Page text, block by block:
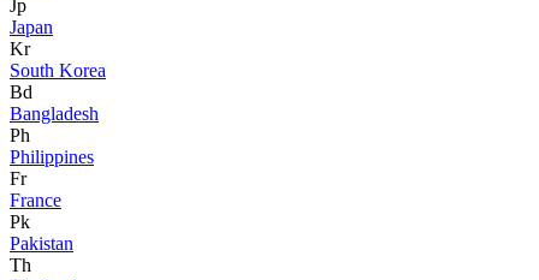
Jp
Japan
Kr
South Korea
Bd
Bangladesh
Ph
Philippines
Fr
France
Pk
Pakistan
Th